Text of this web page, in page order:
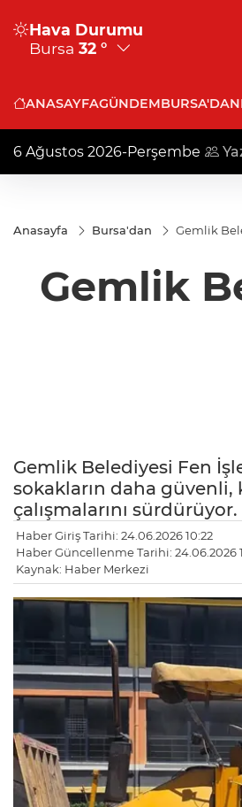
Hava Durumu
Bursa 32 °
ANASAYFAGÜNDEMBURSA'DAN
6 Ağustos 2026-Perşembe
Anasayfa Bursa'dan Gemlik
Gemlik
Gemlik Belediyesi Fen
sokakların daha güvenli,
çalışmalarını sürdürüyor.
Haber Giriş Tarihi: 24.06.2026 10:22
Haber Güncellenme Tarihi: 24.06.2026
Kaynak: Haber Merkezi